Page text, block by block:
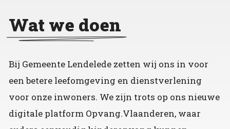
Wat we doen
Bij Gemeente Lendelede zetten wij ons in voor
een betere leefomgeving en dienstverlening
voor onze inwoners. We zijn trots op ons nieuwe
digitale platform Opvang.Vlaanderen, waar